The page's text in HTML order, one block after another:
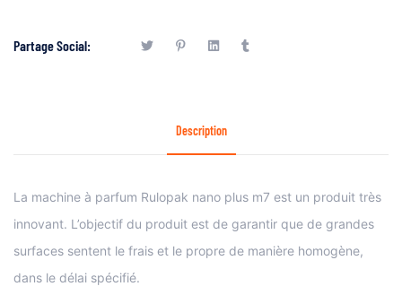
Partage Social:
Description
La machine à parfum Rulopak nano plus m7 est un produit très
innovant. L’objectif du produit est de garantir que de grandes
surfaces sentent le frais et le propre de manière homogène,
dans le délai spécifié.